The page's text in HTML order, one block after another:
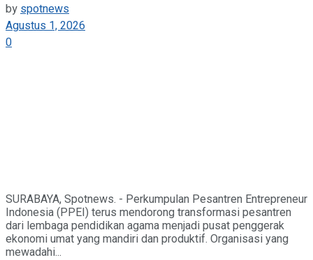
byspotnews
Agustus 1, 2026
0
SURABAYA, Spotnews. - Perkumpulan Pesantren Entrepreneur
Indonesia (PPEI) terus mendorong transformasi pesantren
dari lembaga pendidikan agama menjadi pusat penggerak
ekonomi umat yang mandiri dan produktif. Organisasi yang
mewadahi...